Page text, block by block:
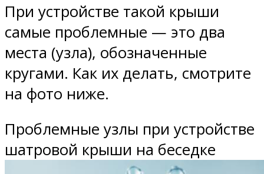
При устройстве такой крыши
самые проблемные — это два
места (узла), обозначенные
кругами. Как их делать, смотрите
на фото ниже.
Проблемные узлы при устройстве
шатровой крыши на беседке